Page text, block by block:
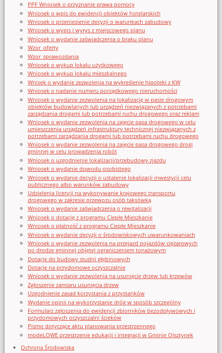
PPF Wniosek o przyznanie prawa pomocy
Wniosek o wpis do ewidencji obiektów hotelarskich
Wniosek o przeniesienie decyzji o warunkach zabudowy
Wniosek o wypis i wyrys z miejscowego planu
Wniosek o wydanie zaświadczenia o braku planu
Wzor_oferty
Wzor_sprawozdania
Wniosek o wykup lokalu użytkowego
Wniosek o wykup lokalu mieszkalnego
Wnisek o wydanie zezwolenia na wykreślenie hipoteki z KW
Wniosek o nadanie numeru porządkowego nieruchomości
Wniosek o wydanie zezwolenia na lokalizację w pasie drogowym
obiektów budowlanych lub urządzeń niezwiązanych z potrzebami
zarządzania drogami lub potrzebami ruchu drogowego oraz reklam
Wniosek o wydanie zezwolenia na zajęcie pasa drogowego w celu
umieszczenia urządzeń infrastruktury technicznej niezwiązanych z
potrzebami zarządzania drogami lub potrzebami ruchu drogowego
Wniosek o wydanie zezwolenia na zajęcie pasa drogowego drogi
gminnej w celu prowadzenia robót
Wniosek o uzgodnienie lokalizacji/przebudowy zjazdu
Wniosek o wydanie dowodu osobistego
Wniosek o wydanie decyzji o ustalenie lokalizacji inwestycji celu
publicznego albo warunków zabudowy
Udzielenia licencji na wykonywanie krajowego transportu
drogowego w zakresie przewozu osób taksówką
Wniosek o wydanie zaświadczenia o rewitalizacji
Wniosek o dotację z programu Ciepłe Mieszkanie
Wniosek o płatność z programu Ciepłe Mieszkanie
Wniosek o wydanie decyzji o środowiskowych uwarunkowaniach
Wniosek o wydanie zezwolenia na przejazd pojazdów ciężarowych
po drodze gminnej objętej ograniczeniem tonażowym
Dotacje do budowy studni głębinowych
Dotacje na przydomowe oczyszczalnie
Wniosek o wydanie zezwolenia na usunięcie drzew lub krzewów
Zgłoszenie zamiaru usunięcia drzew
Uzgodnienie zasad korzystania z przystanków
Wydanie opinii na wykorzystanie dróg w sposób szczególny
Formularz zgłoszenia do ewidencji zbiorników bezodpływowych i
przydomowych oczyszczalni ścieków
Pismo dotyczące aktu planowania przestrzennego
modeLOWE przestrzenie edukacji i integracji w Gminie Olsztynek
Ochrona Środowiska